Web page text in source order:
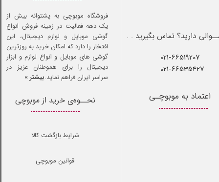
021-66519207​​​​​​​
021-66535427
دارید؟ تماس بگیرید . .
نحــوه‌ی خرید از موبوچی
شرایط بازگشت کالا
قوانین موبوچی
اعتماد به موبوچـی
فروشگاه موبوچی به پشتوانه بیش از
یک دهه فعالیت در زمینه فروش انواع
گوشی موبایل و لوازم دیجیتال، این
افتخار را دارد که امکان خرید به روزترین
گوشی های موبایل و انواع لوازم و ابزار
دیجیتال را برای هموطنان عزیز در
سراسر ایران فراهم نماید.بیشتر »